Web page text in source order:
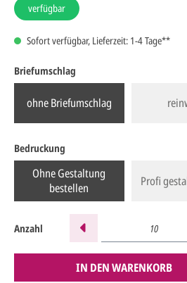
verfügbar
Sofort verfügbar, Lieferzeit: 1-4 Tage**
Briefumschlag
ohne Briefumschlag
Bedruckung
Ohne Gestaltung
bestellen
Profi
Anzahl
IN DEN WARENKORB